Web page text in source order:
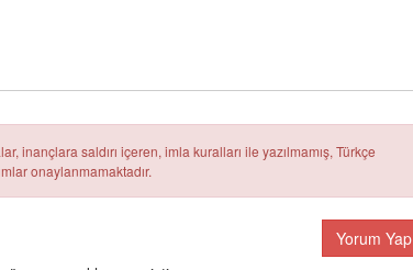
inançlara saldırı içeren, imla kuralları ile yazılmamış, Türkçe
onaylanmamaktadır.
Yorum Yap